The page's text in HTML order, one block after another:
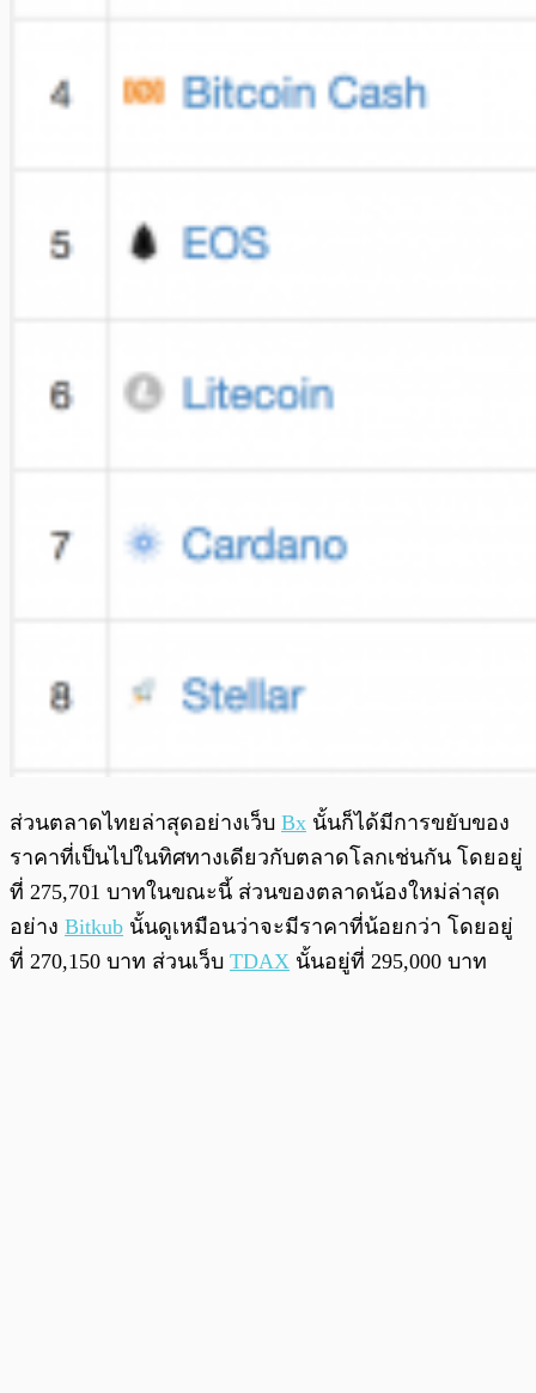
ส่วนตลาดไทยล่าสุดอย่างเว็บ Bx นั้นก็ได้มีการขยับของ
ราคาที่เป็นไปในทิศทางเดียวกับตลาดโลกเช่นกัน โดยอยู่
ที่ 275,701 บาทในขณะนี้ ส่วนของตลาดน้องใหม่ล่าสุด
อย่าง Bitkub นั้นดูเหมือนว่าจะมีราคาที่น้อยกว่า โดยอยู่
ที่ 270,150 บาท ส่วนเว็บ TDAX นั้นอยู่ที่ 295,000 บาท